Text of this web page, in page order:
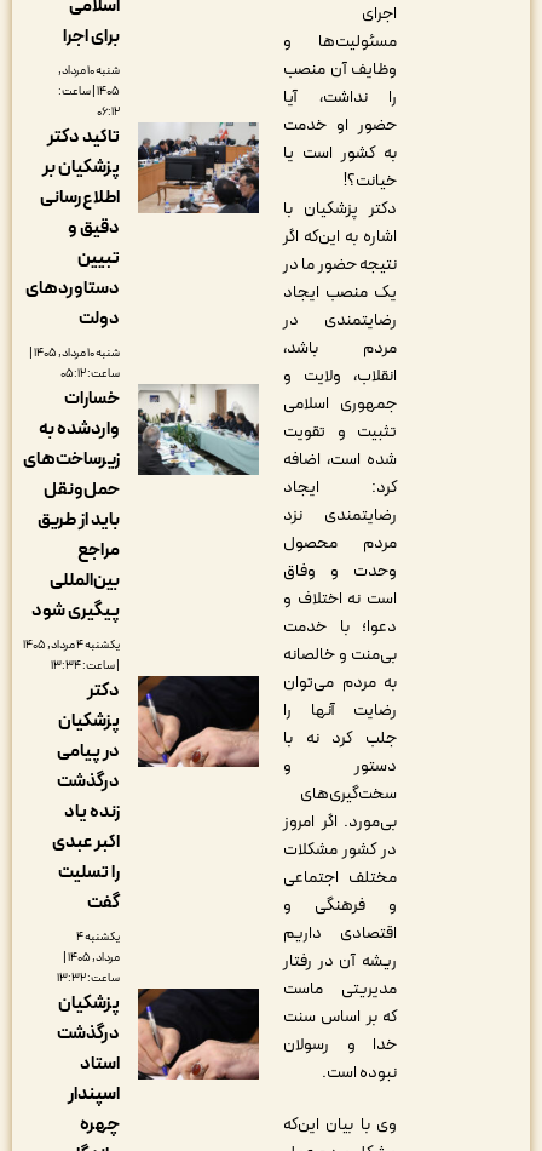
مسئولیت‌ها و
وظایف آن منصب
را نداشت، آیا
حضور او خدمت
به کشور است یا
دکتر پزشکیان با
اشاره به این‌که اگر
نتیجه حضور ما در
یک منصب ایجاد
رضایتمندی در
مردم باشد،
انقلاب، ولایت و
جمهوری اسلامی
تثبیت و تقویت
شده است، اضافه
کرد: ایجاد
رضایتمندی نزد
مردم محصول
وحدت و وفاق
است نه اختلاف و
دعوا؛ با خدمت
بی‌منت و خالصانه
به مردم می‌توان
رضایت آنها را
جلب کرد نه با
دستور و
سخت‌گیری‌های
بی‌مورد. اگر امروز
در کشور مشکلات
مختلف اجتماعی
و فرهنگی و
اقتصادی داریم
ریشه آن در رفتار
مدیریتی ماست
که بر اساس سنت
خدا و رسولان
نبوده است.
وی با بیان این‌که
برای اجرا
شنبه ۱۰ مرداد,
۱۴۰۵ | ساعت:
تاکید دکتر
پزشکیان بر
اطلاع‌رسانی
دستاوردهای
شنبه ۱۰ مرداد, ۱۴۰۵ |
خسارات
واردشده به
زیرساخت‌های
حمل‌ونقل
باید از طریق
بین‌المللی
پیگیری شود
یکشنبه ۴ مرداد, ۱۴۰۵
دکتر
پزشکیان
در پیامی
درگذشت
زنده یاد
اکبر عبدی
را تسلیت
مرداد, ۱۴۰۵ |
پزشکیان
درگذشت
استاد